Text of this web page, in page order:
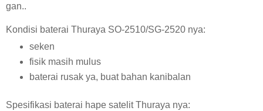
gan..
Kondisi baterai Thuraya SO-2510/SG-2520 nya:
seken
fisik masih mulus
baterai rusak ya, buat bahan kanibalan
Spesifikasi baterai hape satelit Thuraya nya: